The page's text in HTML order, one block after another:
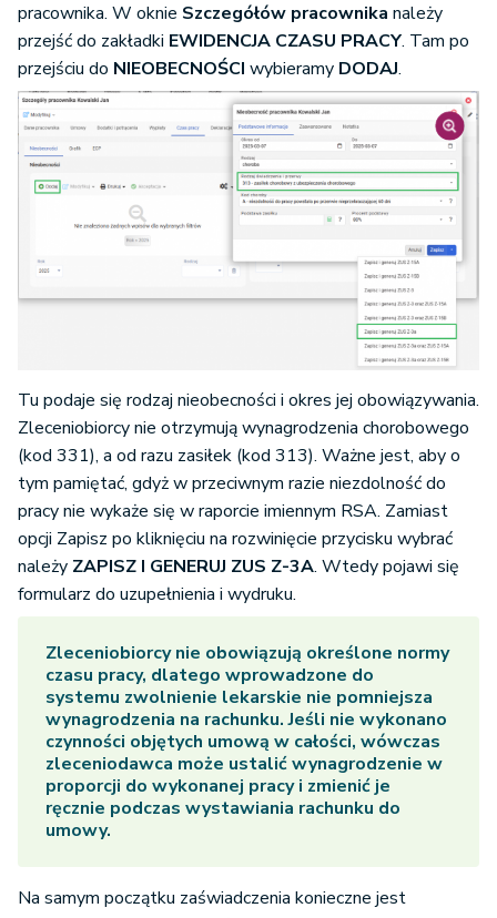
pracownika. W oknie Szczegółów pracownika należy
przejść do zakładki EWIDENCJA CZASU PRACY. Tam po
przejściu do NIEOBECNOŚCI wybieramy DODAJ.
Tu podaje się rodzaj nieobecności i okres jej obowiązywania.
Zleceniobiorcy nie otrzymują wynagrodzenia chorobowego
(kod 331), a od razu zasiłek (kod 313). Ważne jest, aby o
tym pamiętać, gdyż w przeciwnym razie niezdolność do
pracy nie wykaże się w raporcie imiennym RSA. Zamiast
opcji Zapisz po kliknięciu na rozwinięcie przycisku wybrać
należy ZAPISZ I GENERUJ ZUS Z-3A. Wtedy pojawi się
formularz do uzupełnienia i wydruku.
Zleceniobiorcy nie obowiązują określone normy
czasu pracy, dlatego wprowadzone do
systemu zwolnienie lekarskie nie pomniejsza
wynagrodzenia na rachunku. Jeśli nie wykonano
czynności objętych umową w całości, wówczas
zleceniodawca może ustalić wynagrodzenie w
proporcji do wykonanej pracy i zmienić je
ręcznie podczas wystawiania rachunku do
umowy.
Na samym początku zaświadczenia konieczne jest